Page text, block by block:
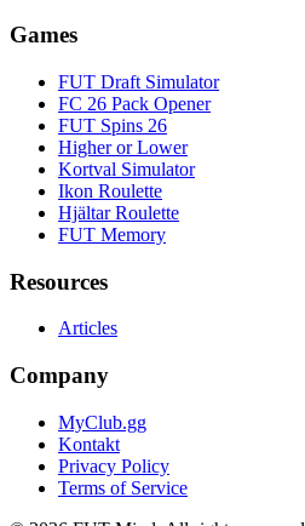
Games
FUT Draft Simulator
FC 26 Pack Opener
FUT Spins 26
Higher or Lower
Kortval Simulator
Ikon Roulette
Hjältar Roulette
FUT Memory
Resources
Articles
Company
MyClub.gg
Kontakt
Privacy Policy
Terms of Service